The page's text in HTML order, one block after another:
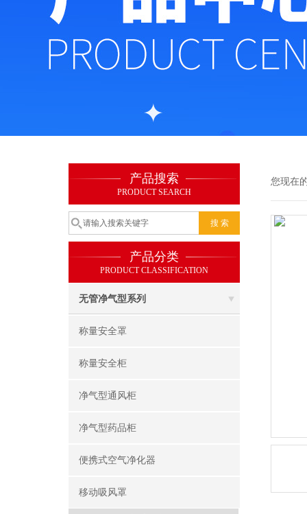
产品搜索
PRODUCT SEARCH
产品分类
PRODUCT CLASSIFICATION
无管净气型系列
称量安全罩
称量安全柜
净气型通风柜
净气型药品柜
便携式空气净化器
移动吸风罩
您现在